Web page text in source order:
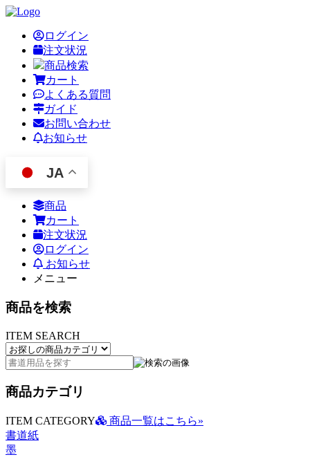
ログイン
注文状況
商品検索
カート
よくある質問
ガイド
お問い合わせ
お知らせ
JA
商品
カート
注文状況
ログイン
お知らせ
メニュー
商品を検索
ITEM SEARCH
商品カテゴリ
ITEM CATEGORY
商品一覧はこちら»
書道紙
墨